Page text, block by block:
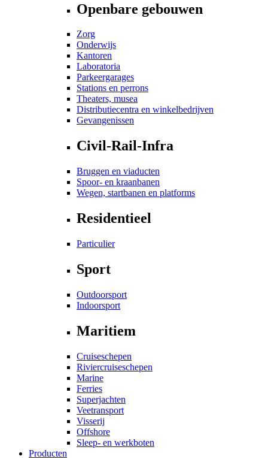
Openbare gebouwen
Zorg
Onderwijs
Kantoren
Laboratoria
Parkeergarages
Stations en perrons
Theaters, musea
Distributiecentra en winkelbedrijven
Gevangenissen
Civil-Rail-Infra
Bruggen en viaducten
Spoor- en kraanbanen
Wegen, startbanen en platforms
Residentieel
Particulier
Sport
Outdoorsport
Indoorsport
Maritiem
Cruiseschepen
Riviercruiseschepen
Marine
Ferries
Superjachten
Veetransport
Visserij
Offshore
Sleep- en werkboten
Producten